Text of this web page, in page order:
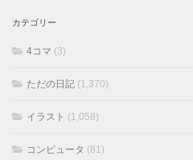
カテゴリー
4コマ (3)
ただの日記 (1,370)
イラスト (1,058)
コンピュータ (81)